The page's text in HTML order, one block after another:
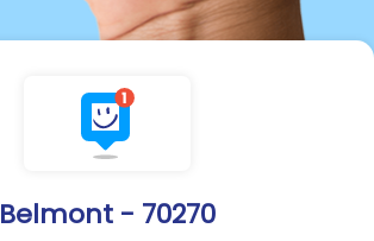
Belmont - 70270